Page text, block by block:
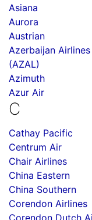
Asiana
Aurora
Austrian
Azerbaijan Airlines
(AZAL)
Azimuth
Azur Air
C
Cathay Pacific
Centrum Air
Chair Airlines
China Eastern
China Southern
Corendon Airlines
Corendon Dutch